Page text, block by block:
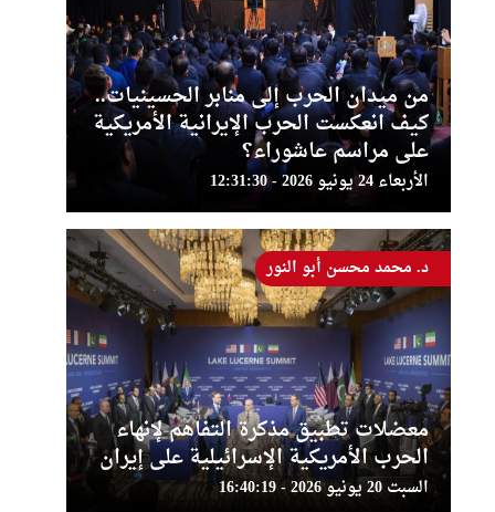
من ميدان الحرب إلى منابر الحسينيات..
كيف انعكست الحرب الإيرانية الأمريكية
على مراسم عاشوراء؟
الأربعاء 24 يونيو 2026 - 12:31:30
معضلات تطبيق مذكرة التفاهم لإنهاء
الحرب الأمريكية الإسرائيلية على إيران
السبت 20 يونيو 2026 - 16:40:19
د. محمد محسن أبو النور